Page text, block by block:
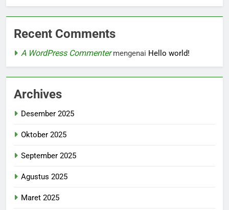
Recent Comments
A WordPress Commentermengenai Hello world!
Archives
Desember 2025
Oktober 2025
September 2025
Agustus 2025
Maret 2025